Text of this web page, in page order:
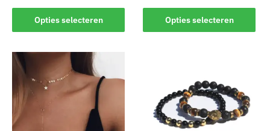
Opties selecteren
Dit
product
meerdere
variaties.
Deze
optie
kan
gekozen
Opties selecteren
product
optie
kan